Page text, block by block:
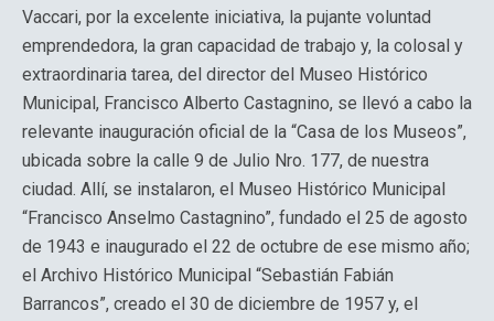
Vaccari, por la excelente iniciativa, la pujante voluntad
emprendedora, la gran capacidad de trabajo y, la colosal y
extraordinaria tarea, del director del Museo Histórico
Municipal, Francisco Alberto Castagnino, se llevó a cabo la
relevante inauguración oficial de la “Casa de los Museos”,
ubicada sobre la calle 9 de Julio Nro. 177, de nuestra
ciudad. Allí, se instalaron, el Museo Histórico Municipal
“Francisco Anselmo Castagnino”, fundado el 25 de agosto
de 1943 e inaugurado el 22 de octubre de ese mismo año;
el Archivo Histórico Municipal “Sebastián Fabián
Barrancos”, creado el 30 de diciembre de 1957 y, el